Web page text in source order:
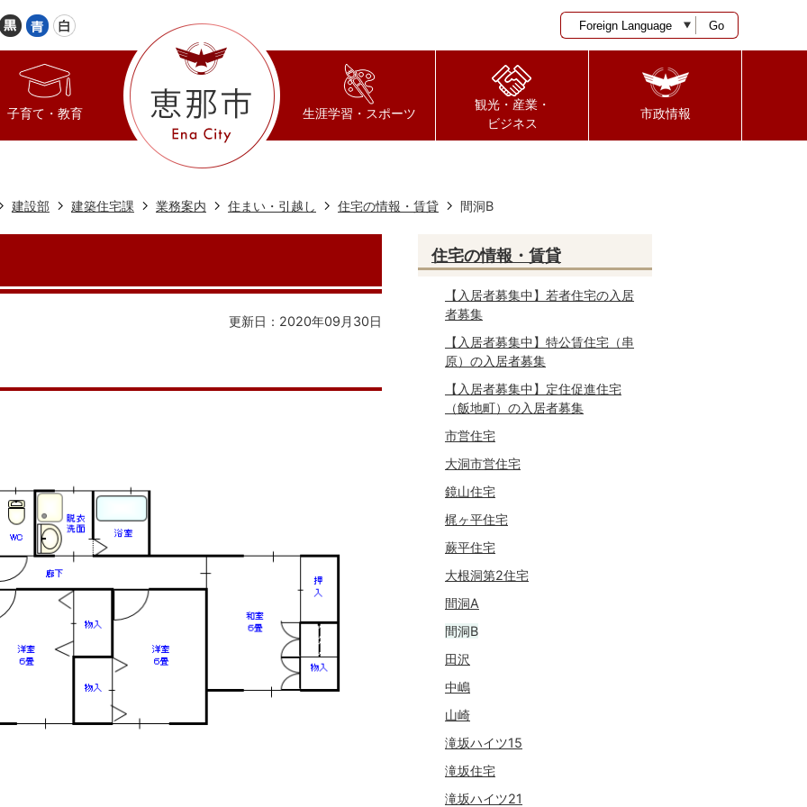
Go
子育て・教育 生涯学習・スポーツ
観光・産業・
ビジネス
市政情報
建設部 建築住宅課 業務案内 住まい・引越し 住宅の情報・賃貸 間洞B
更新日：2020年09月30日
住宅の情報・賃貸
【入居者募集中】若者住宅の入居
者募集
【入居者募集中】特公賃住宅（串
原）の入居者募集
【入居者募集中】定住促進住宅
（飯地町）の入居者募集
市営住宅
大洞市営住宅
鏡山住宅
梶ヶ平住宅
蕨平住宅
大根洞第2住宅
間洞A
間洞B
田沢
中嶋
山崎
滝坂ハイツ15
滝坂住宅
滝坂ハイツ21